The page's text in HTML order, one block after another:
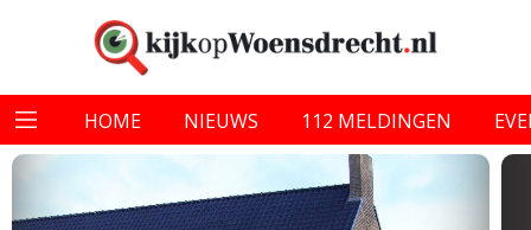
HOME NIEUWS 112 MELDINGEN